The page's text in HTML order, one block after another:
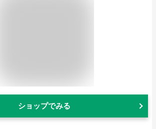
ショップでみる